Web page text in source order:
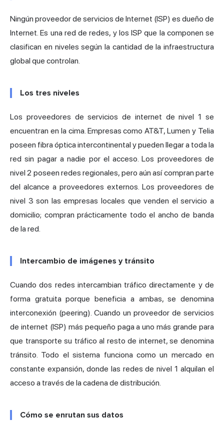
Ningún proveedor de servicios de Internet (ISP) es dueño de
Internet. Es una red de redes, y los ISP que la componen se
clasifican en niveles según la cantidad de la infraestructura
global que controlan.
Los tres niveles
Los proveedores de servicios de internet de nivel 1 se
encuentran en la cima. Empresas como AT&T, Lumen y Telia
poseen fibra óptica intercontinental y pueden llegar a toda la
red sin pagar a nadie por el acceso. Los proveedores de
nivel 2 poseen redes regionales, pero aún así compran parte
del alcance a proveedores externos. Los proveedores de
nivel 3 son las empresas locales que venden el servicio a
domicilio; compran prácticamente todo el ancho de banda
de la red.
Intercambio de imágenes y tránsito
Cuando dos redes intercambian tráfico directamente y de
forma gratuita porque beneficia a ambas, se denomina
interconexión (peering). Cuando un proveedor de servicios
de internet (ISP) más pequeño paga a uno más grande para
que transporte su tráfico al resto de internet, se denomina
tránsito. Todo el sistema funciona como un mercado en
constante expansión, donde las redes de nivel 1 alquilan el
acceso a través de la cadena de distribución.
Cómo se enrutan sus datos